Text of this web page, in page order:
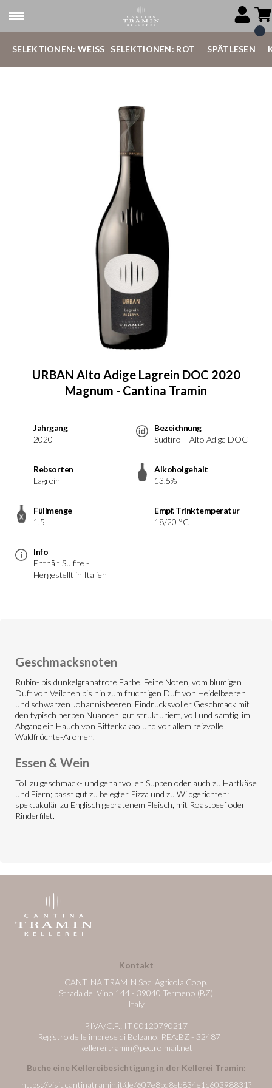
SELEKTIONEN: WEISS SELEKTIONEN: ROT SPÄTLESEN
URBAN Alto Adige Lagrein DOC 2020
Magnum - Cantina Tramin
Jahrgang
2020
Bezeichnung
Südtirol - Alto Adige DOC
Rebsorten
Lagrein
Alkoholgehalt
13.5%
Füllmenge
1.5l
Empf. Trinktemperatur
18/20 °C
Info
Enthält Sulfite -
Hergestellt in Italien
Geschmacksnoten
Rubin- bis dunkelgranatrote Farbe. Feine Noten, vom blumigen
Duft von Veilchen bis hin zum fruchtigen Duft von Heidelbeeren
und schwarzen Johannisbeeren. Eindrucksvoller Geschmack mit
den typisch herben Nuancen, gut strukturiert, voll und samtig, im
Abgang ein Hauch von Bitterkakao und vor allem reizvolle
Waldfrüchte-Aromen.
Essen & Wein
Toll zu geschmack- und gehaltvollen Suppen oder auch zu Hartkäse
und Eiern; passt gut zu belegter Pizza und zu Wildgerichten;
spektakulär zu Englisch gebratenem Fleisch, mit Roastbeef oder
Rinderfilet.
Kontakt
CANTINA TRAMIN Soc. Agricola Coop.
Strada del Vino 144 - 39040 Termeno (BZ)
Italy
P.IVA/C.F.: IT 00120790217
Registro delle imprese di Bolzano, REA:BZ - 32487
kellerei.tramin@pec.rolmail.net
Buche eine Kellereibesichtigung in der Kellerei Tramin:
https://visit.cantinatramin.it/de/607e8bd8eb834e1c60398831?